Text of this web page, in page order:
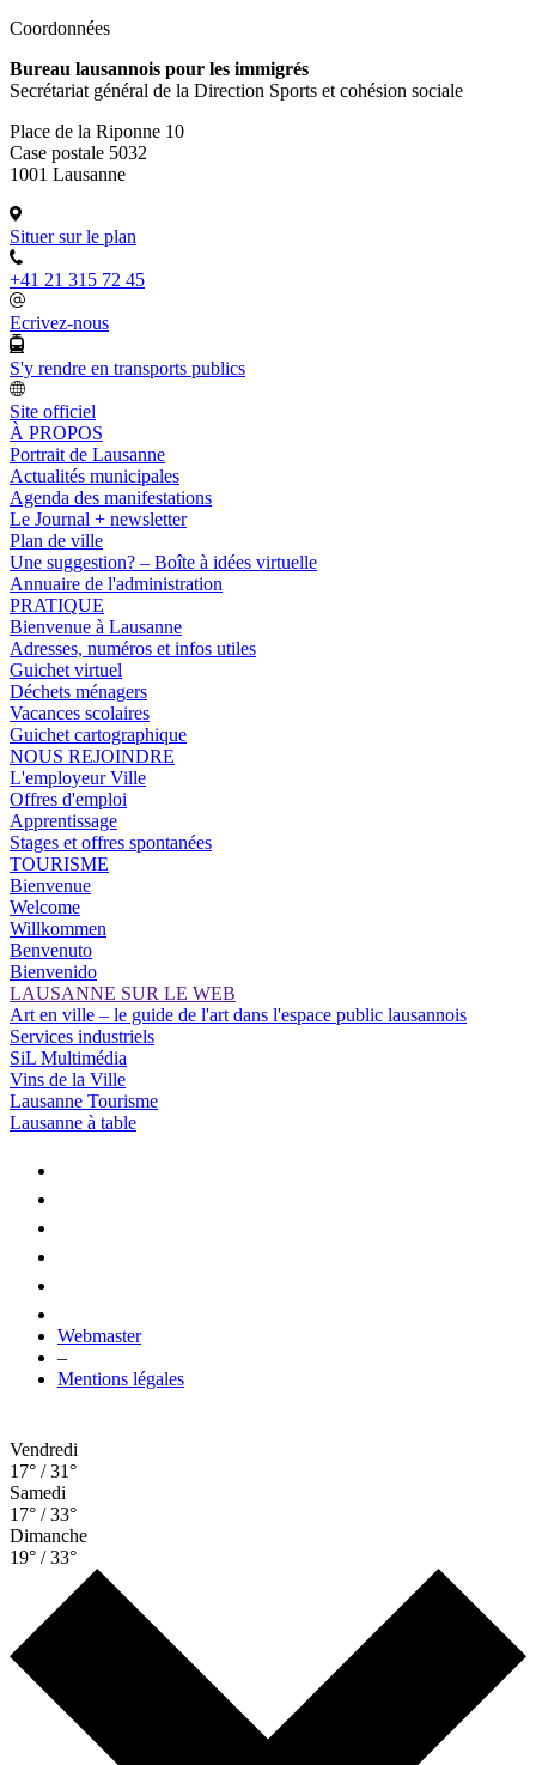
Coordonnées
Bureau lausannois pour les immigrés
Secrétariat général de la Direction Sports et cohésion sociale
Place de la Riponne 10
Case postale 5032
1001 Lausanne
Situer sur le plan
+41 21 315 72 45
Ecrivez-nous
S'y rendre en transports publics
Site officiel
À PROPOS
Portrait de Lausanne
Actualités municipales
Agenda des manifestations
Le Journal + newsletter
Plan de ville
Une suggestion? – Boîte à idées virtuelle
Annuaire de l'administration
PRATIQUE
Bienvenue à Lausanne
Adresses, numéros et infos utiles
Guichet virtuel
Déchets ménagers
Vacances scolaires
Guichet cartographique
NOUS REJOINDRE
L'employeur Ville
Offres d'emploi
Apprentissage
Stages et offres spontanées
TOURISME
Bienvenue
Welcome
Willkommen
Benvenuto
Bienvenido
LAUSANNE SUR LE WEB
Art en ville – le guide de l'art dans l'espace public lausannois
Services industriels
SiL Multimédia
Vins de la Ville
Lausanne Tourisme
Lausanne à table
Webmaster
–
Mentions légales
Vendredi
17° / 31°
Samedi
17° / 33°
Dimanche
19° / 33°